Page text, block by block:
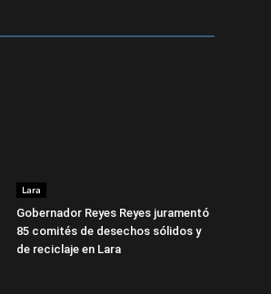
Lara
Gobernador Reyes Reyes juramentó
85 comités de desechos sólidos y
de reciclaje en Lara